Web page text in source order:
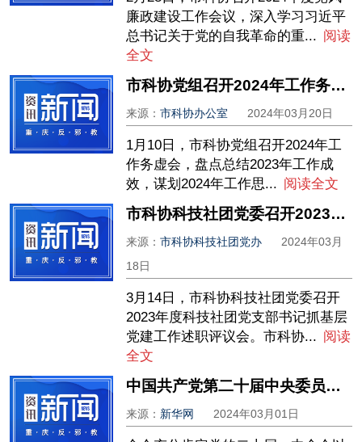
廉政建设工作会议，深入学习习近平
总书记关于党的自我革命的重... 阅读
全文
市科协党组召开2024年工作务虚会
来源：市科协办公室 2024年03月20日
1月10日，市科协党组召开2024年工
作务虚会，盘点总结2023年工作成
效，谋划2024年工作思... 阅读全文
市科协科技社团党委召开2023年度党支部书记抓党建述职评议会
来源：市科协科技社团党办
2024年03月
18日
3月14日，市科协科技社团党委召开
2023年度科技社团党支部书记抓基层
党建工作述职评议会。市科协... 阅读
全文
中国共产党第二十届中央委员会第二次全体会议公报
来源： 新华网 2024年03月01日